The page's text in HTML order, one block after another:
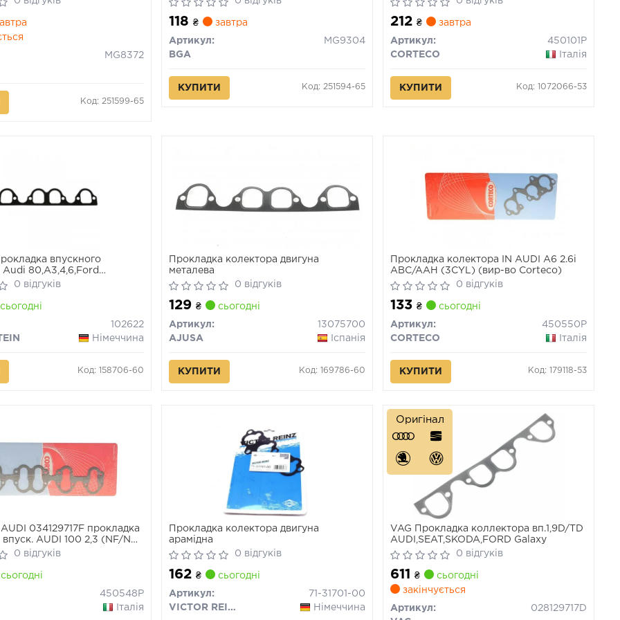
MG8372
Код: 251599-65
118₴ завтра
Артикул:
MG9304
BGA
КУПИТИ Код: 251594-65
212₴ завтра
Артикул:
450101P
CORTECO
Італія
КУПИТИ Код: 1072066-53
впускного
Audi 80,A3,4,6,Ford
III,IV,V,Passat,T4,5
0 відгуків
102622
Німеччина
Код: 158706-60
Прокладка колектора двигуна
металева
0 відгуків
129₴ сьогодні
Артикул:
13075700
AJUSA
Іспанія
КУПИТИ Код: 169786-60
Прокладка колектора IN AUDI A6 2.6i
ABC/AAH (3CYL) (вир-во Corteco)
0 відгуків
133₴ сьогодні
Артикул:
450550P
CORTECO
Італія
КУПИТИ Код: 179118-53
034129717F прокладка
впуск. AUDI 100 2,3 (NF/NG)
0 відгуків
450548P
Італія
Прокладка колектора двигуна
арамідна
0 відгуків
162₴ сьогодні
Артикул:
71-31701-00
VICTOR REINZ
Німеччина
VAG Прокладка коллектора вп.1,9D/TD
AUDI,SEAT,SKODA,FORD Galaxy
0 відгуків
611₴
сьогодні
закінчується
Артикул:
028129717D
Оригінал